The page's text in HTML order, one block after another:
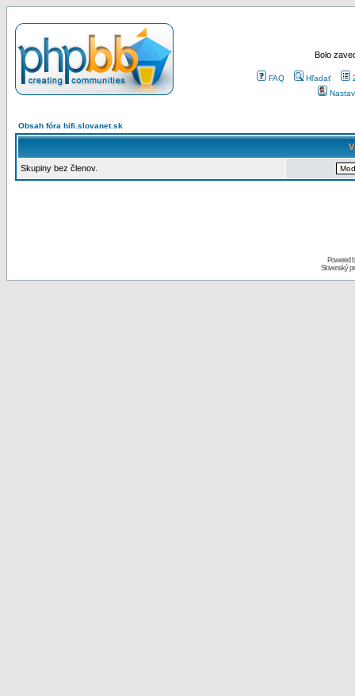
Bolo
FAQ Hľadať
Obsah fóra hifi.slovanet.sk
Skupiny bez členov.
Powered
Slovenský